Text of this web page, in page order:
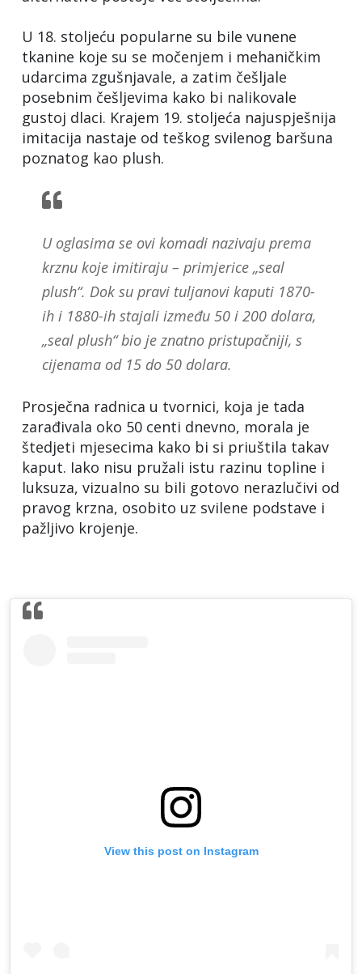
U 18. stoljeću popularne su bile vunene
tkanine koje su se močenjem i mehaničkim
udarcima zgušnjavale, a zatim češljale
posebnim češljevima kako bi nalikovale
gustoj dlaci. Krajem 19. stoljeća najuspješnija
imitacija nastaje od teškog svilenog baršuna
poznatog kao plush.
U oglasima se ovi komadi nazivaju prema
krznu koje imitiraju – primjerice „seal
plush“. Dok su pravi tuljanovi kaputi 1870-
ih i 1880-ih stajali između 50 i 200 dolara,
„seal plush“ bio je znatno pristupačniji, s
cijenama od 15 do 50 dolara.
Prosječna radnica u tvornici, koja je tada
zarađivala oko 50 centi dnevno, morala je
štedjeti mjesecima kako bi si priuštila takav
kaput. Iako nisu pružali istu razinu topline i
luksuza, vizualno su bili gotovo nerazlučivi od
pravog krzna, osobito uz svilene podstave i
pažljivo krojenje.
View this post on Instagram